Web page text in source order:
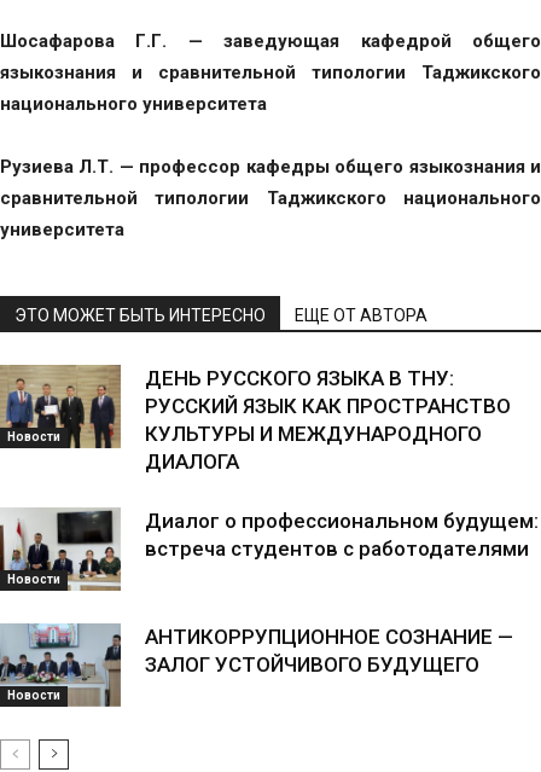
Шосафарова Г.Г. — заведующая кафедрой общего
языкознания и сравнительной типологии Таджикского
национального университета
Рузиева Л.Т. — профессор кафедры общего языкознания и
сравнительной типологии Таджикского национального
университета
ЭТО МОЖЕТ БЫТЬ ИНТЕРЕСНО ЕЩЕ ОТ АВТОРА
Новости
ДЕНЬ РУССКОГО ЯЗЫКА В ТНУ:
РУССКИЙ ЯЗЫК КАК ПРОСТРАНСТВО
КУЛЬТУРЫ И МЕЖДУНАРОДНОГО
ДИАЛОГА
Новости
Диалог о профессиональном будущем:
встреча студентов с работодателями
Новости
АНТИКОРРУПЦИОННОЕ СОЗНАНИЕ —
ЗАЛОГ УСТОЙЧИВОГО БУДУЩЕГО